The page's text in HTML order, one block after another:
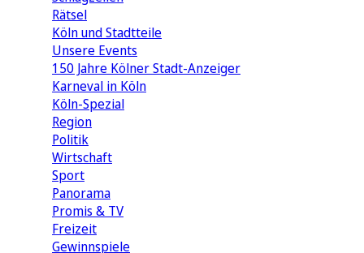
Rätsel
Köln und Stadtteile
Unsere Events
150 Jahre Kölner Stadt-Anzeiger
Karneval in Köln
Köln-Spezial
Region
Politik
Wirtschaft
Sport
Panorama
Promis & TV
Freizeit
Gewinnspiele